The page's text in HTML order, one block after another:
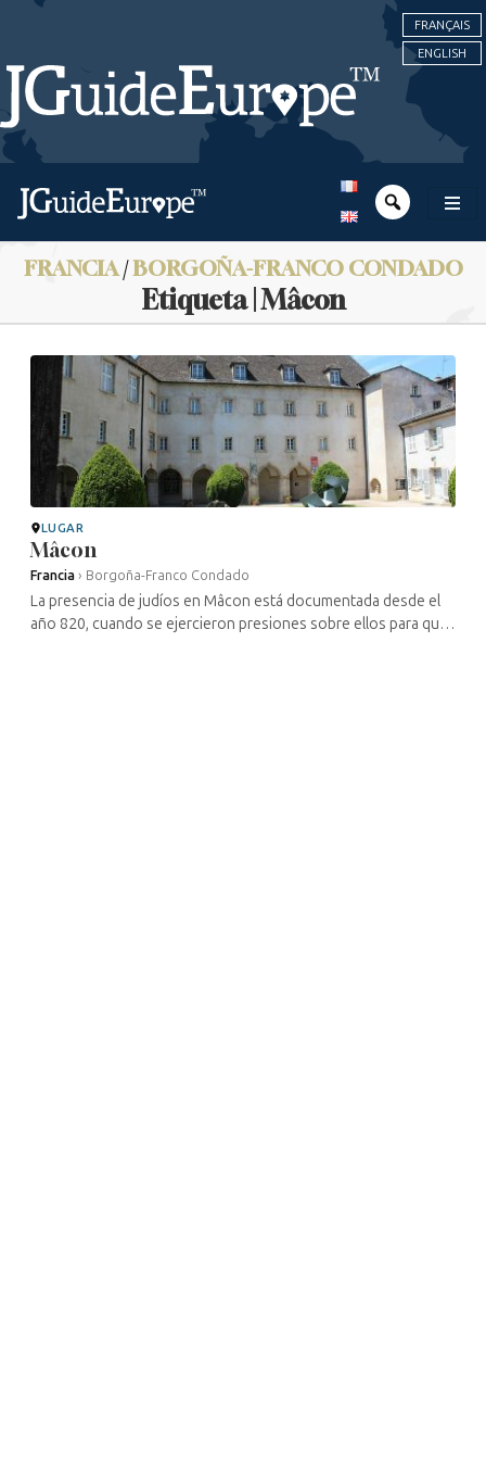
FRANÇAIS
ENGLISH
FRANCIA/BORGOÑA-FRANCO CONDADO
Etiqueta | Mâcon
LUGAR
Mâcon
Francia › Borgoña-Franco Condado
La presencia de judíos en Mâcon está documentada desde el
año 820, cuando se ejercieron presiones sobre ellos para que